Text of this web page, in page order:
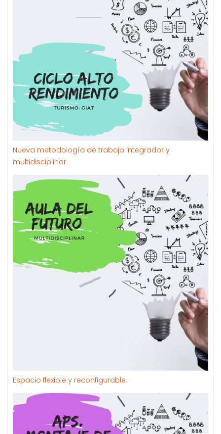
Nueva metodología de trabajo integrador y
multidisciplinar
Espacio flexible y reconfigurable.